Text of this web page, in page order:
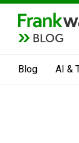
BLOG
Blog AI &